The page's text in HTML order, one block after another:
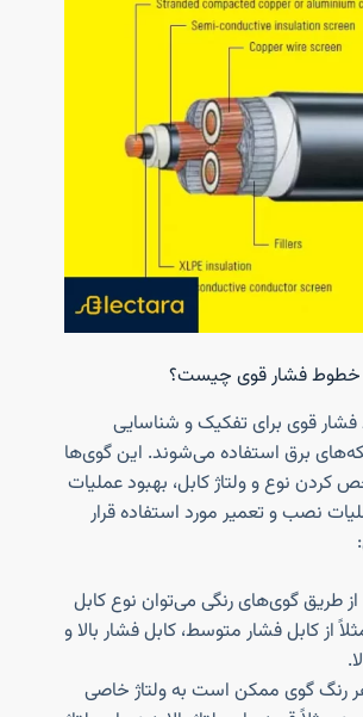
خطوط فشار قوی چیست؟
قوی برای تفکیک و شناسایی
برق استفاده می‌شوند. این گوی‌ها
نوع و ولتاژ کابل، بهبود عملیات
نصب و تعمیر مورد استفاده قرار
طریق گوی‌های رنگی می‌توان نوع کابل
از کابل فشار متوسط، کابل فشار بالا و
رنگ گوی ممکن است به ولتاژ خاصی